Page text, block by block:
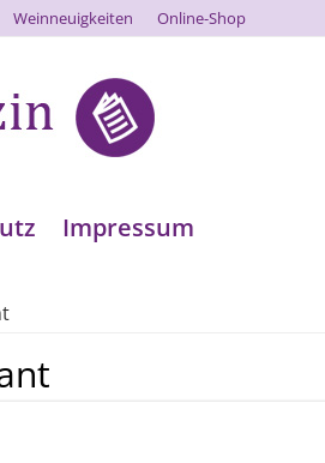
Weinneuigkeiten Online-Shop
Impressum